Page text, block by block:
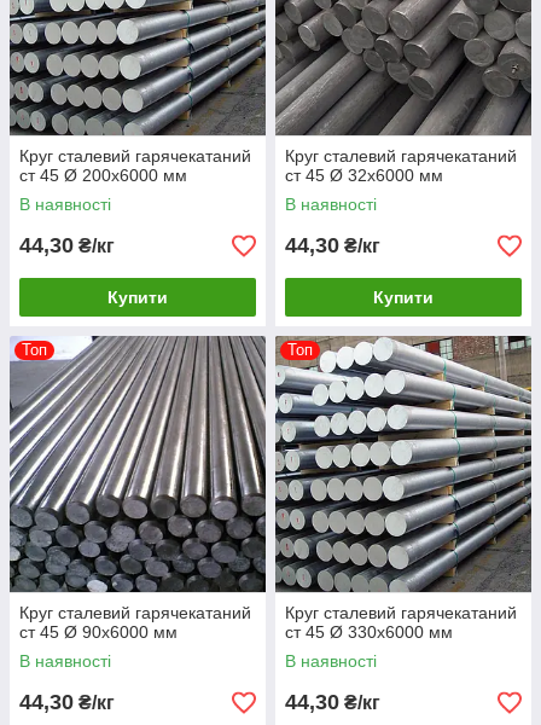
Круг сталевий гарячекатаний
ст 45 Ø 200х6000 мм
В наявності
44,30 ₴/кг
Купити
Круг сталевий гарячекатаний
ст 45 Ø 32х6000 мм
В наявності
44,30 ₴/кг
Купити
Топ
Круг сталевий гарячекатаний
ст 45 Ø 90х6000 мм
В наявності
44,30 ₴/кг
Топ
Круг сталевий гарячекатаний
ст 45 Ø 330х6000 мм
В наявності
44,30 ₴/кг